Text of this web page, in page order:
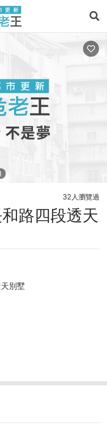
32人瀏覽過
路四段透天
別墅